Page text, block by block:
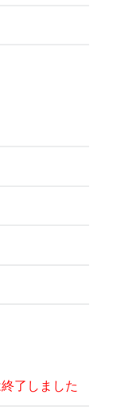
了しました